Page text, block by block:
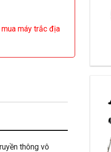
máy trắc địa
thông vô